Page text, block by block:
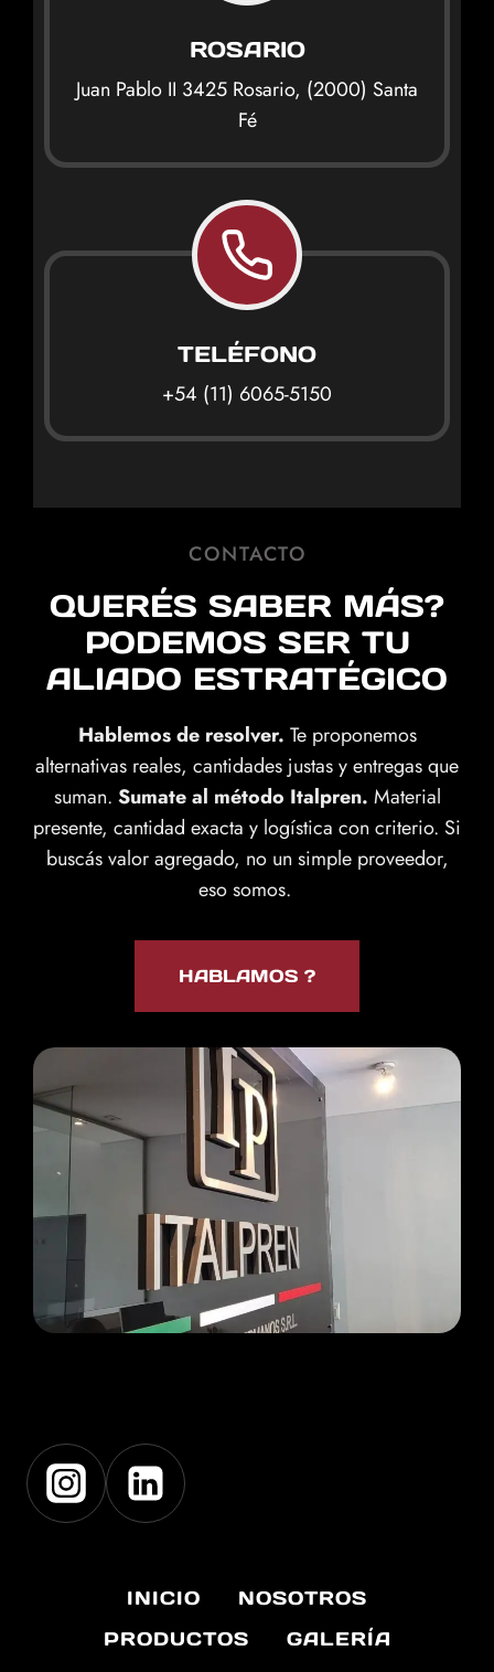
ROSARIO
Juan Pablo II 3425 Rosario, (2000) Santa
Fé
TELÉFONO
+54 (11) 6065-5150
CONTACTO
QUERÉS SABER MÁS?
PODEMOS SER TU
ALIADO ESTRATÉGICO
Hablemos de resolver. Te proponemos
alternativas reales, cantidades justas y entregas que
suman. Sumate al método Italpren. Material
presente, cantidad exacta y logística con criterio. Si
buscás valor agregado, no un simple proveedor,
eso somos.
HABLAMOS ?
INICIO
NOSOTROS
PRODUCTOS
GALERÍA